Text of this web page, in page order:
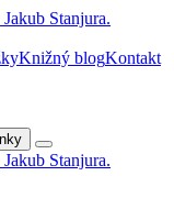
Knižný blogKontakt